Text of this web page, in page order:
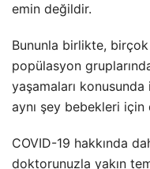
emin değildir.
Bununla birlikte, birçok
popülasyon
yaşamaları
aynı şey bebekleri için
COVID-19 hakkında
doktorunuzla yakın